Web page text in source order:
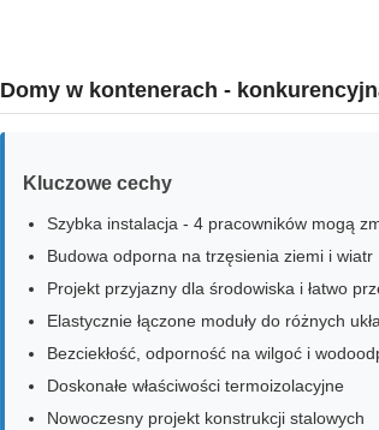
Domy w kontenerach -
Kluczowe cechy
Szybka instalacja - 4 pracowników mogą
Budowa odporna na trzęsienia ziemi i wiatr
Projekt przyjazny dla środowiska i łatwo
Elastycznie łączone moduły do różnych
Bezciekłość, odporność na wilgoć i
Doskonałe właściwości termoizolacyjne
Nowoczesny projekt konstrukcji stalowych